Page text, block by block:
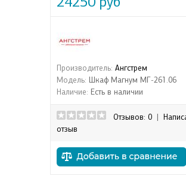
Производитель: Ангстрем
Модель: Шкаф Магнум МГ-261.06
Наличие: Есть в наличии
Отзывов: 0
отзыв